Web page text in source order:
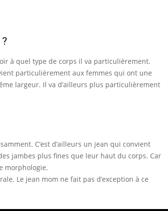
à quel type de corps il va particulièrement.
particulièrement aux femmes qui ont une
largeur. Il va d’ailleurs plus particulièrement
C’est d’ailleurs un jean qui convient
jambes plus fines que leur haut du corps. Car
morphologie.
Le jean mom ne fait pas d’exception à ce